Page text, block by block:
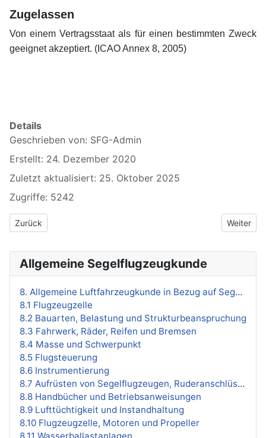
Zugelassen
Von einem Vertragsstaat als für einen bestimmten Zweck
geeignet akzeptiert. (ICAO Annex 8, 2005)
Details
Geschrieben von: SFG-Admin
Erstellt: 24. Dezember 2020
Zuletzt aktualisiert: 25. Oktober 2025
Zugriffe: 5242
Vorheriger Beitrag: 8.14 Notausstiegshilfen
Zurück Nächster
Weiter
Allgemeine Segelflugzeugkunde
8. Allgemeine Luftfahrzeugkunde in Bezug auf Segelflugzeuge
8.1 Flugzeugzelle
8.2 Bauarten, Belastung und Strukturbeanspruchung
8.3 Fahrwerk, Räder, Reifen und Bremsen
8.4 Masse und Schwerpunkt
8.5 Flugsteuerung
8.6 Instrumentierung
8.7 Aufrüsten von Segelflugzeugen, Ruderanschlüsse
8.8 Handbücher und Betriebsanweisungen
8.9 Lufttüchtigkeit und Instandhaltung
8.10 Flugzeugzelle, Motoren und Propeller